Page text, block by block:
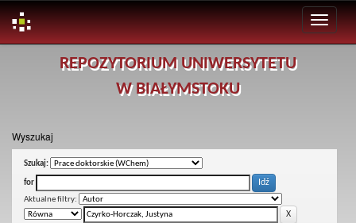
REPOZYTORIUM UNIWERSYTETU
W BIAŁYMSTOKU
Wyszukaj
Szukaj:
for
Aktualne filtry: